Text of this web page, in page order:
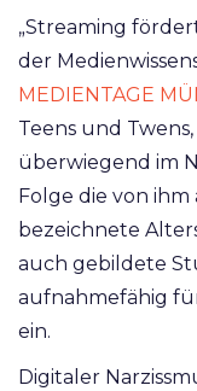
„Streaming
der
MEDIENTAGE
Teens und
überwiegend im
Folge die von
bezeichnete
auch gebildete
aufnahmefähig
ein.
Digitaler